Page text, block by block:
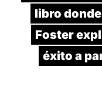
libro
Foster
éxito a